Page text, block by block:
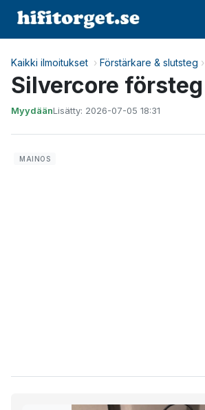
Kaikki ilmoitukset › Förstärkare & slutsteg ›
Silvercore försteg
MyydäänLisätty: 2026-07-05 18:31